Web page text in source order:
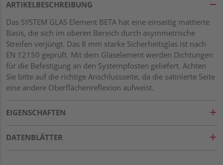
ARTIKELBESCHREIBUNG
Das SYSTEM GLAS Element BETA hat eine einseitig mattierte
Basis, die sich im oberen Bereich durch asymmetrische
Streifen verjüngt. Das 8 mm starke Sicherheitsglas ist nach
EN 12150 geprüft. Mit dem Glaselement werden Dichtungen
für die Befestigung an den Systempfosten geliefert. Achten
Sie bitte auf die richtige Anschlussseite, da die satinierte Seite
eine andere Oberflächenreflexion aufweist.
EIGENSCHAFTEN
DATENBLÄTTER